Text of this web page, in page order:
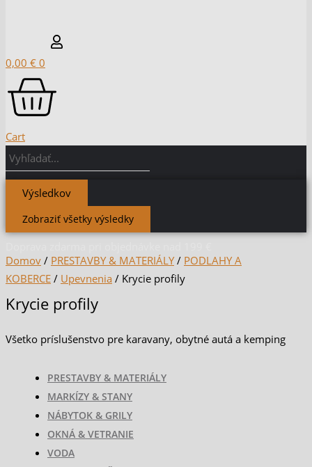
0,00 € 0
Cart
Výsledkov
Zobraziť všetky výsledky
Domov / PRESTAVBY & MATERIÁLY/ PODLAHY A
KOBERCE / Upevnenia / Krycie profily
Krycie profily
Všetko príslušenstvo pre karavany, obytné autá a kemping
PRESTAVBY & MATERIÁLY
MARKÍZY & STANY
NÁBYTOK & GRILY
OKNÁ & VETRANIE
VODA